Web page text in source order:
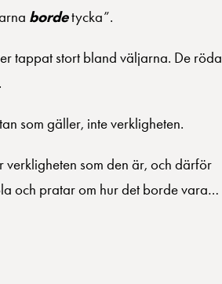
bordetycka”.
tappat stort bland väljarna. De röda
som gäller, inte verkligheten.
som den är, och därför
och pratar om hur det borde vara…